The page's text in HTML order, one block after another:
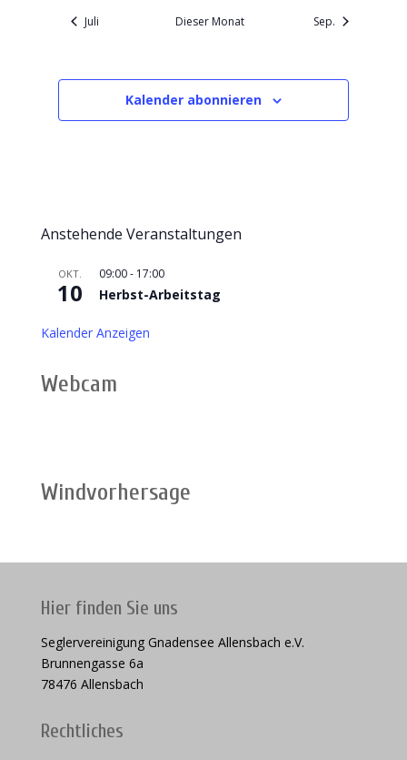
Juli Dieser Monat Sep.
Kalender abonnieren
Anstehende Veranstaltungen
OKT.
10
09:00- 17:00
Herbst-Arbeitstag
Kalender Anzeigen
Webcam
Windvorhersage
Hier finden Sie uns
Seglervereinigung Gnadensee Allensbach e.V.
Brunnengasse 6a
78476 Allensbach
Rechtliches